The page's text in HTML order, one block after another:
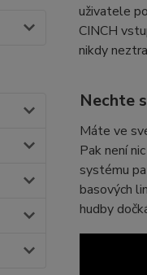
uživatele
CINCH
nikdy
Nechte
Máte ve
Pak není
systému
basových
hudby